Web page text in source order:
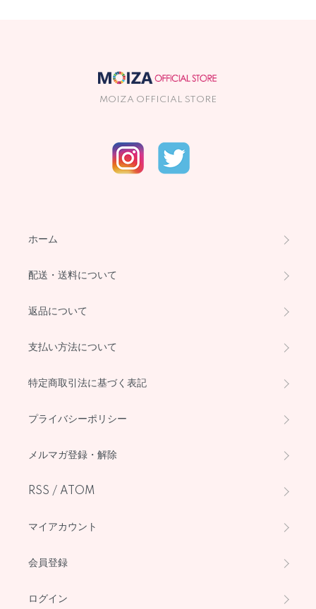
MOIZA OFFICIAL STORE
ホーム
配送・送料について
返品について
支払い方法について
特定商取引法に基づく表記
プライバシーポリシー
メルマガ登録・解除
RSS / ATOM
マイアカウント
会員登録
ログイン